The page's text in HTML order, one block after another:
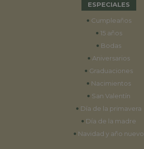
ESPECIALES
• Cumpleaños
• 15 años
• Bodas
• Aniversarios
• Graduaciones
• Nacimientos
• San Valentín
• Día de la primavera
• Día de la madre
• Navidad y año nuevo